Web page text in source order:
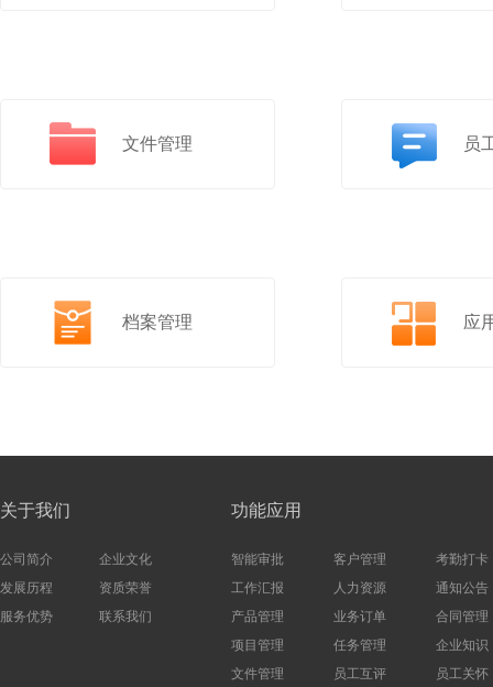
文件管理 员
档案管理 应
关于我们
公司简介
企业文化
发展历程
资质荣誉
服务优势
联系我们
功能应用
智能审批 客户管理
考勤打卡
工作汇报
人力资源
通知公告
产品管理
业务订单
合同管理
项目管理
任务管理
企业知识
文件管理
员工互评 员工关怀